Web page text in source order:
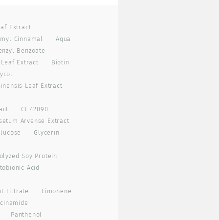
Extract
Cinnamal
Aqua
Benzoate
Extract
Biotin
Leaf Extract
CI 42090
Arvense Extract
Glycerin
Soy Protein
Acid
Filtrate
Limonene
Panthenol